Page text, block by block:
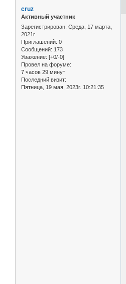
cruz
Активный участник
Зарегистрирован: Среда, 17 марта,
2021г.
Приглашений: 0
Сообщений: 173
Уважение: [+0/-0]
Провел на форуме:
7 часов 29 минут
Последний визит:
Пятница, 19 мая, 2023г. 10:21:35